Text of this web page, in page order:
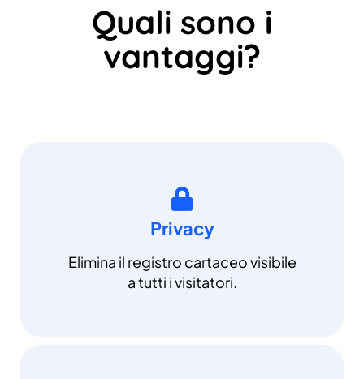
Quali sono i
vantaggi?
Privacy
Elimina il registro cartaceo visibile
a tutti i visitatori.